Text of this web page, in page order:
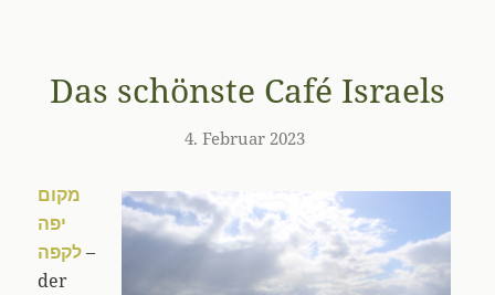
Das schönste Café Israels
4. Februar 2023
מקום
יפה
לקפה–
der